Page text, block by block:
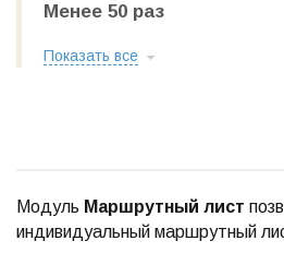
Менее 50 раз
Показать все
Модуль Маршрутный лист
индивидуальный маршрутный